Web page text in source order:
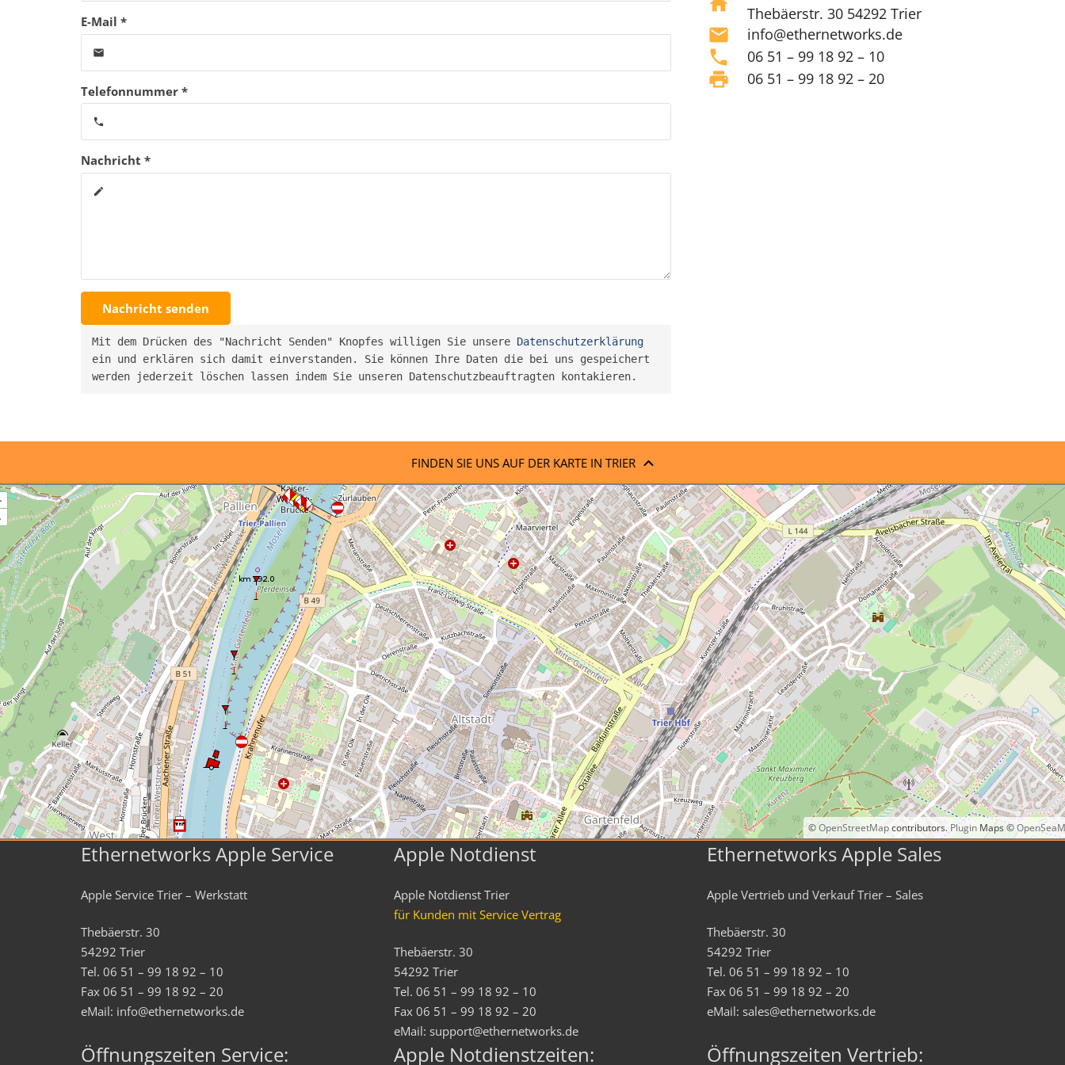
E-Mail *
email
Telefonnummer *
phone
Nachricht *
create
Nachricht senden
Mit dem Drücken des "Nachricht Senden" Knopfes willigen Sie unsere Datenschutzerklärung
ein und erklären sich damit einverstanden. Sie können Ihre Daten die bei uns gespeichert
werden jederzeit löschen lassen indem Sie unseren Datenschutzbeauftragten kontakieren.
Thebäerstr. 30 54292 Trier
mail info@ethernetworks.de
phone 06 51 – 99 18 92 – 10
print 06 51 – 99 18 92 – 20
FINDEN SIE UNS AUF DER KARTE IN TRIER
©OpenStreetMapcontributors.Plugin Maps ©
Ethernetworks Apple Service
Apple Service Trier – Werkstatt
Thebäerstr. 30
54292 Trier
Tel. 06 51 – 99 18 92 – 10
Fax 06 51 – 99 18 92 – 20
eMail: info@ethernetworks.de
Apple Notdienst
Apple Notdienst Trier
für Kunden mit Service Vertrag
Thebäerstr. 30
54292 Trier
Tel. 06 51 – 99 18 92 – 10
Fax 06 51 – 99 18 92 – 20
eMail: support@ethernetworks.de
Ethernetworks Apple Sales
Apple Vertrieb und Verkauf Trier – Sales
Thebäerstr. 30
54292 Trier
Tel. 06 51 – 99 18 92 – 10
Fax 06 51 – 99 18 92 – 20
eMail: sales@ethernetworks.de
Öffnungszeiten Service: Apple Notdienstzeiten: Öffnungszeiten Vertrieb: